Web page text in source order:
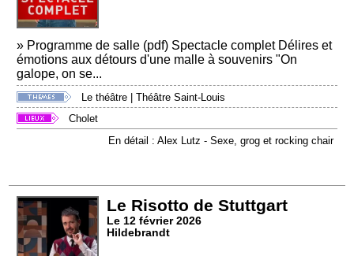
» Programme de salle (pdf) Spectacle complet Délires et
émotions aux détours d'une malle à souvenirs "On
galope, on se...
Le théâtre |Théâtre Saint-Louis
Cholet
En détail : Alex Lutz - Sexe, grog et rocking chair
Le Risotto de Stuttgart
Le 12 février 2026
Hildebrandt